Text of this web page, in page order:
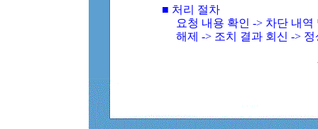
■ 처리 절차
요청 내용 확인 -> 차단 내
해제 -> 조치 결과 회신 ->